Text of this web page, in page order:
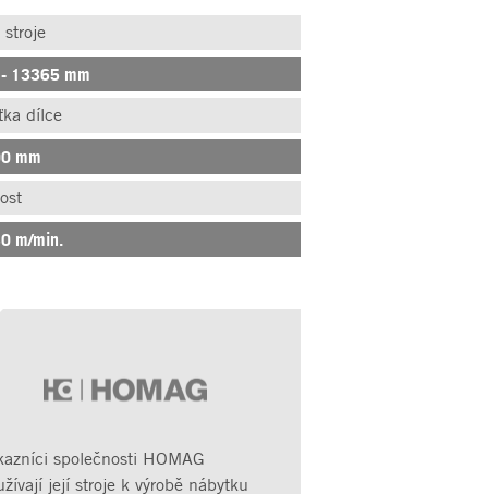
stroje
13365 mm
dílce
mm
m/min.
společnosti HOMAG
její stroje k výrobě nábytku